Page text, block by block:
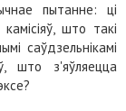
пытанне: ці
што такі
саўдзельнікамі
што з'яўляецца